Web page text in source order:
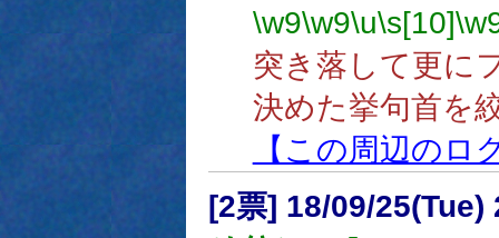
\w9\w9\u\s[10]
突き落して更に
決めた挙句首を
【この周辺のロ
[2票] 18/09/25(Tue)